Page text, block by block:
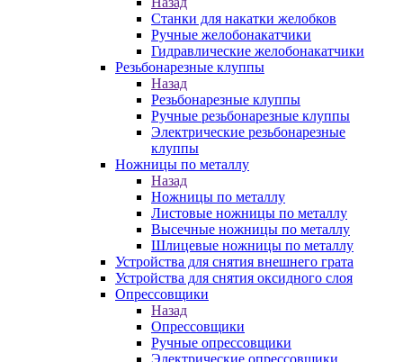
Станки для накатки желобков
Ручные желобонакатчики
Гидравлические желобонакатчики
Резьбонарезные клуппы
Назад
Резьбонарезные клуппы
Ручные резьбонарезные клуппы
Электрические резьбонарезные
клуппы
Ножницы по металлу
Назад
Ножницы по металлу
Листовые ножницы по металлу
Высечные ножницы по металлу
Шлицевые ножницы по металлу
Устройства для снятия внешнего грата
Устройства для снятия оксидного слоя
Опрессовщики
Назад
Опрессовщики
Ручные опрессовщики
Электрические опрессовщики